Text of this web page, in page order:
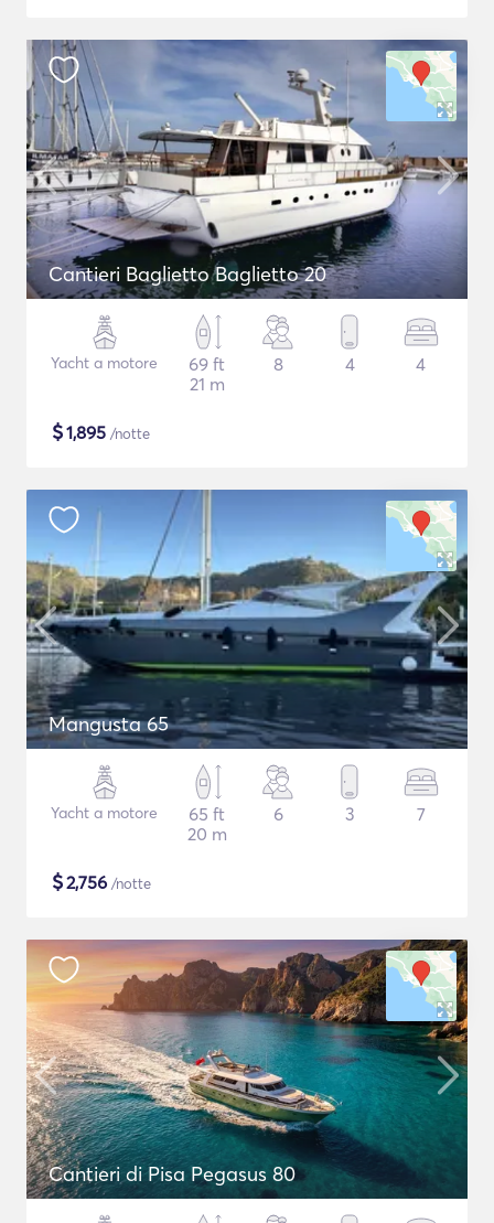
Cantieri Baglietto Baglietto 20
Yacht a motore
69 ft
21 m
8 4 4
$1,895 /notte
Mangusta 65
Yacht a motore
65 ft
20 m
6 3 7
$2,756 /notte
Cantieri di Pisa Pegasus 80